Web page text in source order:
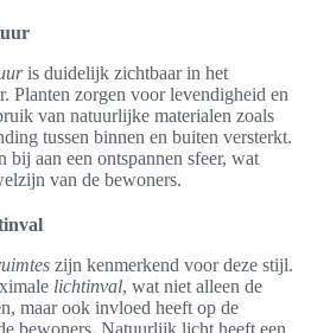
is duidelijk zichtbaar in het
Planten zorgen voor levendigheid en
van natuurlijke materialen zoals
tussen binnen en buiten versterkt.
bij aan een ontspannen sfeer, wat
van de bewoners.
zijn kenmerkend voor deze stijl.
lichtinval, wat niet alleen de
maar ook invloed heeft op de